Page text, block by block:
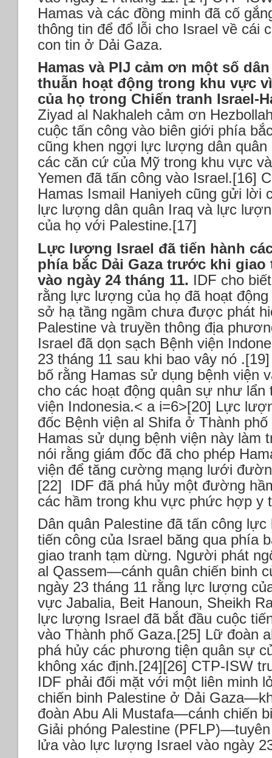
Hamas và các đồng minh đã cố
thông tin để đổ lỗi cho Israel về cái
con tin ở Dải Gaza.
Hamas và PIJ cảm ơn một số
thuẫn hoạt động trong khu vực
của họ trong Chiến tranh Israel-
Ziyad al Nakhaleh cảm ơn
cuộc tấn công vào biên giới phía
cũng khen ngợi lực lượng dân
các căn cứ của Mỹ trong khu vực
Yemen đã tấn công vào Israel.[16]
Hamas Ismail Haniyeh cũng gửi
lực lượng dân quân Iraq và lực
của họ với Palestine.[17]
Lực lượng Israel đã tiến hành
phía bắc Dải Gaza trước khi
vào ngày 24 tháng 11. IDF cho
rằng lực lượng của họ đã hoạt
sở hạ tầng ngầm chưa được phát
Palestine và truyền thông địa
Israel đã dọn sạch Bệnh viện
23 tháng 11 sau khi bao vây nó
bố rằng Hamas sử dụng bệnh viện
cho các hoạt động quân sự như lẩn
viện Indonesia.< a i=6>[20] Lực
đốc Bệnh viện al Shifa ở Thành
Hamas sử dụng bệnh viện này làm
nói rằng giám đốc đã cho phép
viện để tăng cường mạng lưới
[22] IDF đã phá hủy một đường
các hầm trong khu vực phức hợp y
Dân quân Palestine đã tấn công
tiến công của Israel băng qua phía
giao tranh tạm dừng. Người phát
al Qassem—cánh quân chiến binh
ngày 23 tháng 11 rằng lực lượng
vực Jabalia, Beit Hanoun, Sheikh
lực lượng Israel đã bắt đầu cuộc
vào Thành phố Gaza.[25] Lữ đoàn
phá hủy các phương tiện quân sự
không xác định.[24][26] CTP-ISW
IDF phải đối mặt với một liên minh
chiến binh Palestine ở Dải
đoàn Abu Ali Mustafa—cánh chiến
Giải phóng Palestine
lửa vào lực lượng Israel vào ngày